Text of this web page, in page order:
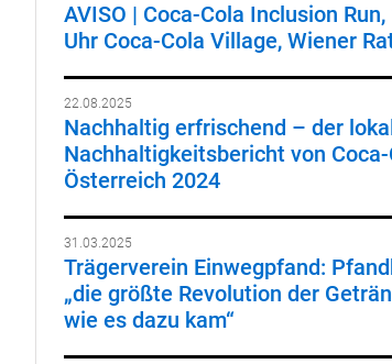
AVISO | Coca-Cola Inclusion
Uhr Coca-Cola Village, Wiener
22.08.2025
Nachhaltig erfrischend – der
Nachhaltigkeitsbericht von Coca-
Österreich 2024
31.03.2025
Trägerverein Einwegpfand:
„die größte Revolution der
wie es dazu kam“